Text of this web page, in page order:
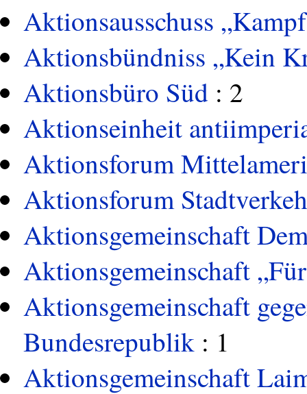
Aktionsausschuss
Aktionsbündniss „Kein
Aktionsbüro Süd : 2
Aktionseinheit
Aktionsforum
Aktionsforum
Aktionsgemeinschaft
Aktionsgemeinschaft
Aktionsgemeinschaft
Bundesrepublik : 1
Aktionsgemeinschaft